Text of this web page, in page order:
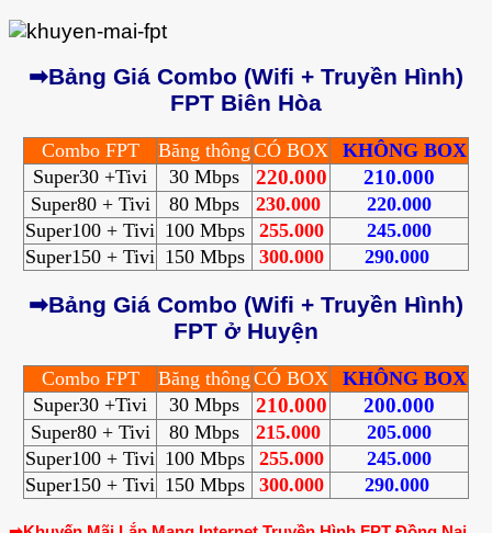
➡Bảng Giá Combo (Wifi + Truyền Hình)
FPT Biên Hòa
Combo FPT Băng thông CÓ BOX
KHÔNG BOX
Super30 +Tivi
30 Mbps 220.000 210.000
Super80 + Tivi 80 Mbps 230.000
220.000
Super100 + Tivi 100 Mbps 255.000
245.000
Super150 + Tivi 150 Mbps 300.000 290.000
➡Bảng Giá Combo (Wifi + Truyền Hình)
FPT ở Huyện
Combo FPT Băng thông CÓ BOX
KHÔNG BOX
Super30 +Tivi
30 Mbps 210.000 200.000
Super80 + Tivi 80 Mbps 215.000
205.000
Super100 + Tivi 100 Mbps 255.000
245.000
Super150 + Tivi 150 Mbps 300.000 290.000